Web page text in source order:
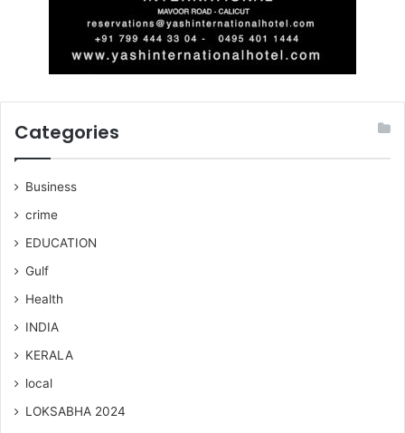
Categories
Business
crime
EDUCATION
Gulf
Health
INDIA
KERALA
local
LOKSABHA 2024